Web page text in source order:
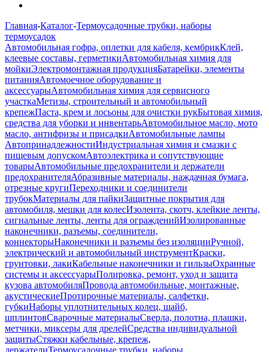
Главная-Каталог-Термоусадочные трубки, наборы
термоусадок
Автомобильная гофра, оплетки для кабеля, кембрикКлей,
клеевые составы, герметикиАвтомобильная химия для
мойкиЭлектромонтажная продукцияБатарейки, элементы
питанияАвтомоечное оборудование и
аксессуарыАвтомобильная химия для сервисного
участкаМетизы, строительный и автомобильный
крепежПаста, крем и лосьоны для очистки рукБытовая химия,
средства для уборки и инвентарьАвтомобильное масло, мото
масло, антифризы и присадкиАвтомобильные лампы
АвтопринадлежностиИндустриальная химия и смазки с
пищевым допускомАвтоэлектрика и сопутствующие
товарыАвтомобильные предохранители и держатели
предохранителяАбразивные материалы, наждачная бумага,
отрезные кругиПереходники и соединители
трубокМатериалы для пайкиЗащитные покрытия для
автомобиля, мешки для колесИзолента, скотч, клейкие ленты,
сигнальные ленты, ленты для огражденийИзолированные
наконечники, разъемы, соединители,
коннекторыНаконечники и разъемы без изоляцииРучной,
электрический и автомобильный инструментКраски,
грунтовки, лакиКабельные наконечники и гильзыОхранные
системы и аксессуарыПолировка, ремонт, уход и защита
кузова автомобиляПровода автомобильные, монтажные,
акустическиеПротирочные материалы, салфетки,
губкиНаборы уплотнительных колец, шайб,
шплинтовСварочные материалыСверла, полотна, плашки,
метчики, миксеры для дрелейСредства индивидуальной
защитыСтяжки кабельные, крепеж,
держателиТермоусадочные трубки, наборы